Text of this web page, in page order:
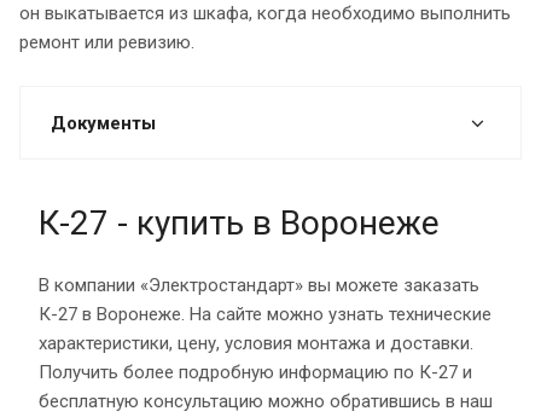
он выкатывается из шкафа, когда необходимо выполнить
ремонт или ревизию.
Документы
К-27 - купить в Воронеже
В компании «Электростандарт» вы можете заказать
К-27 в Воронеже. На сайте можно узнать технические
характеристики, цену, условия монтажа и доставки.
Получить более подробную информацию по К-27 и
бесплатную консультацию можно обратившись в наш